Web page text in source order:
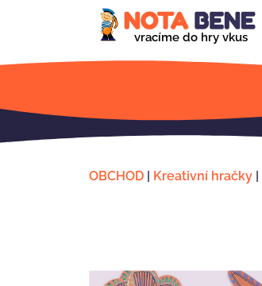
vracíme do hry vkus
OBCHOD | Kreativní hračky |